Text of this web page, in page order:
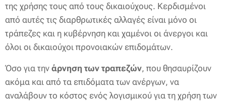
της χρήσης τους από τους δικαιούχους. Κερδισμένοι
από αυτές τις διαρθρωτικές αλλαγές είναι μόνο οι
τράπεζες και η κυβέρνηση και χαμένοι οι άνεργοι και
όλοι οι δικαιούχοι προνοιακών επιδομάτων.
Όσο για την άρνηση των τραπεζών, που θησαυρίζουν
ακόμα και από τα επιδόματα των ανέργων, να
αναλάβουν το κόστος ενός λογισμικού για τη χρήση των